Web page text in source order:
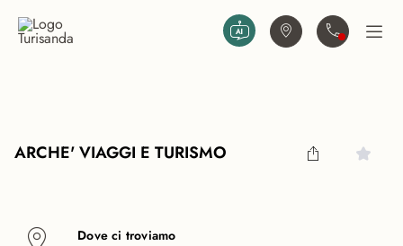
Trova agenziaContattaciApri
ARCHE' VIAGGI E TURISMO
Dove ci troviamo